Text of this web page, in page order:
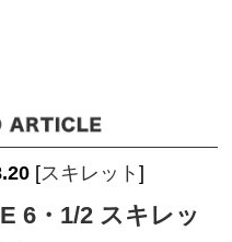
[スキレット]
6・1/2 スキレッ